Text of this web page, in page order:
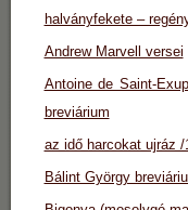
halványfekete –
Andrew Marvell versei
Antoine de Saint-
breviárium
az idő harcokat ujráz /
Bálint György